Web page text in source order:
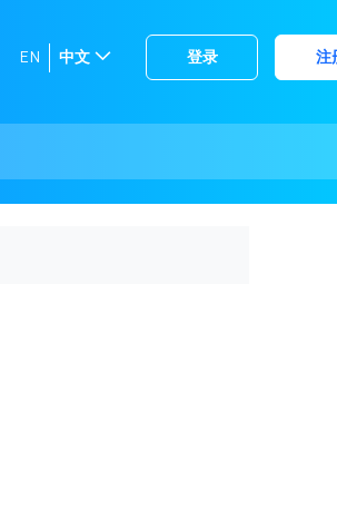
登录 注
EN
选
中文